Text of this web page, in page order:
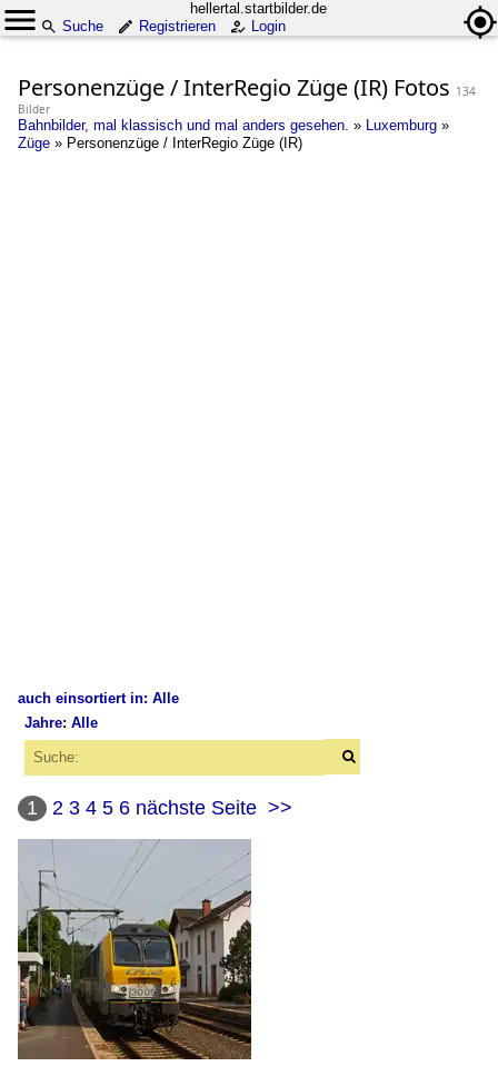
hellertal.startbilder.de
Suche
Registrieren Login
Personenzüge / InterRegio Züge (IR) Fotos 134
Bilder
Bahnbilder, mal klassisch und mal anders gesehen. » Luxemburg »
Züge » Personenzüge / InterRegio Züge (IR)
auch einsortiert in: Alle
Alle Kategorien
Belgien
Bahnhöfe
Lüttich (Liège)
Luxemburg
Bahnhöfe
Ettelbrück (Ettelbréck)
Kautenbach (Kautebaach)
Jahre: Alle
2010
2012
2013
2014
1 2 3 4 5 6 nächste Seite >>